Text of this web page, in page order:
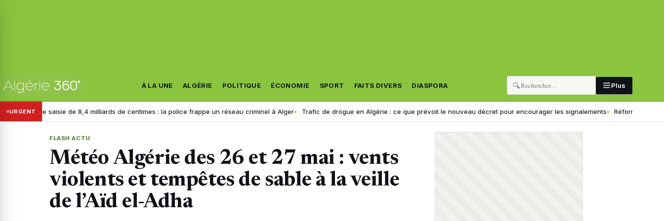
À LA UNE ALGÉRIE POLITIQUE ÉCONOMIE SPORT FAITS DIVERS DIASPORA 🔍 Plus
URGENT
saisie de 8,4 milliards de centimes : la police frappe un réseau criminel à Alger Trafic de drogue en Algérie : ce que prévoit le nouveau décret pour encourager les signalements Réforme de l’école
FLASH ACTU
Météo Algérie des 26 et 27 mai : vents
violents et tempêtes de sable à la veille
de l’Aïd el-Adha